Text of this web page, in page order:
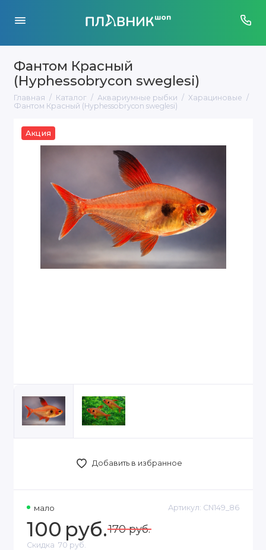
Фантом Красный
(Hyphessobrycon sweglesi)
Главная Каталог Аквариумные рыбки
Харациновые
Фантом Красный (Hyphessobrycon sweglesi)
Акция
Добавить в избранное
мало Артикул: CN149_86
100 руб.170 руб.
Скидка 70 руб.